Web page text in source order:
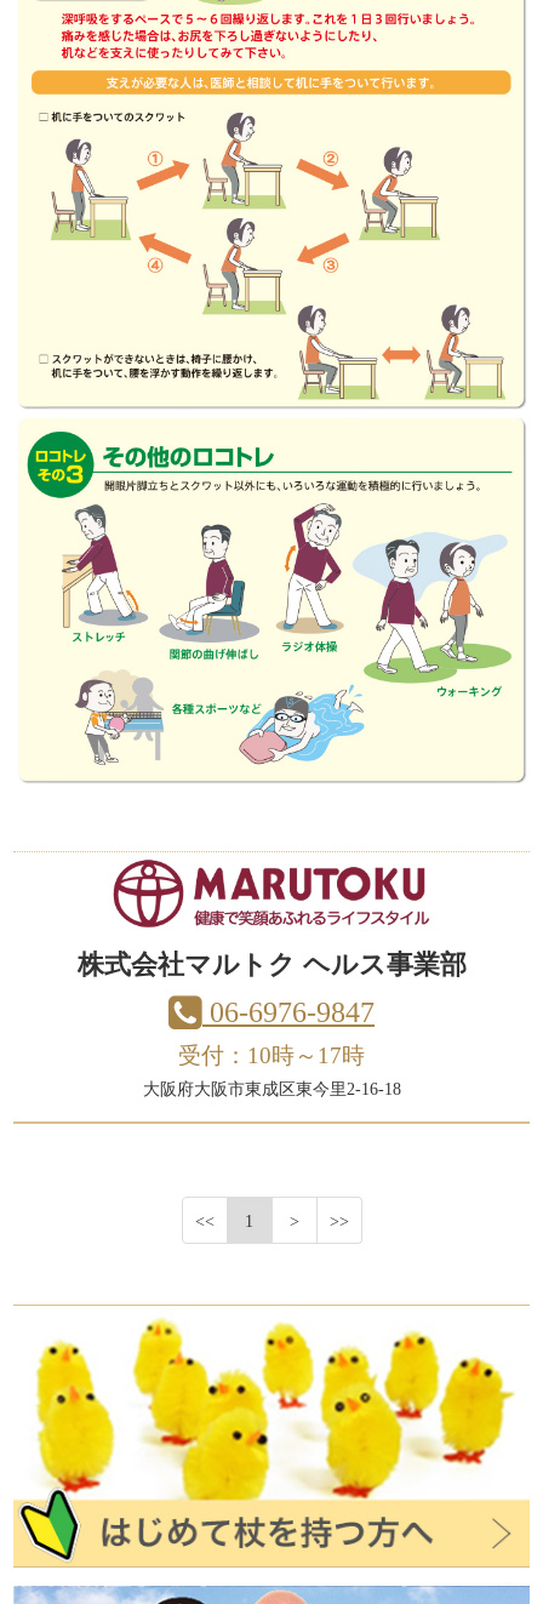
株式会社マルトク ヘルス事業部
06-6976-9847
受付：10時～17時
大阪府大阪市東成区東今里2-16-18
<< 1 > >>